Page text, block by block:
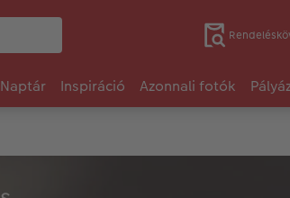
Naptár Inspiráció Azonnali fotók